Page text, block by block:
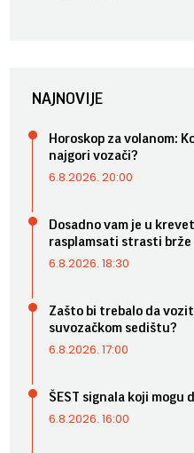
NAJNOVIJE
Horoskop za volanom:
najgori vozači?
6.8.2026. 20:00
Dosadno vam je u
rasplamsati strasti brže
6.8.2026. 18:30
Zašto bi trebalo da
suvozačkom sedištu?
6.8.2026. 17:00
ŠEST signala koji mogu
6.8.2026. 16:00